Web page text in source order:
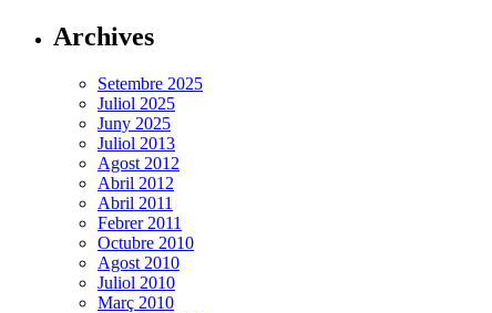
Archives
Setembre 2025
Juliol 2025
Juny 2025
Juliol 2013
Agost 2012
Abril 2012
Abril 2011
Febrer 2011
Octubre 2010
Agost 2010
Juliol 2010
Març 2010